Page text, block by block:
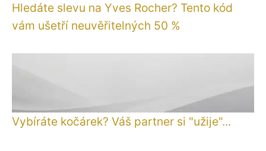
Hledáte slevu na Yves Rocher? Tento kód
vám ušetří neuvěřitelných 50 %
Vybíráte kočárek? Váš partner si "užije"...